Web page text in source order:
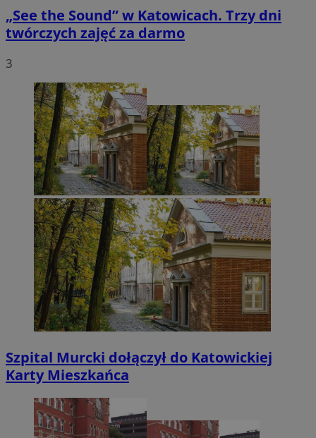
„See the Sound” w Katowicach. Trzy dni
twórczych zajęć za darmo
3
Szpital Murcki dołączył do Katowickiej
Karty Mieszkańca